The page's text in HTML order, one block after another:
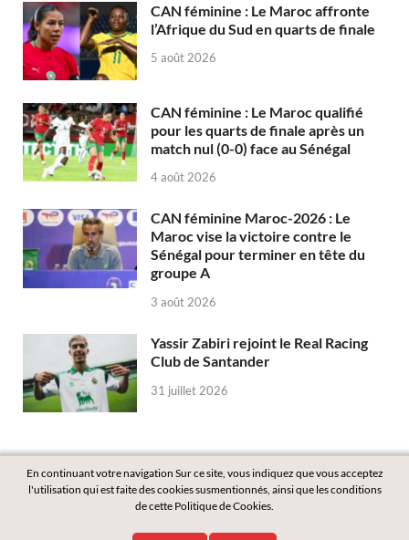
CAN féminine : Le Maroc affronte
l’Afrique du Sud en quarts de finale
5 août 2026
CAN féminine : Le Maroc qualifié
pour les quarts de finale après un
match nul (0-0) face au Sénégal
4 août 2026
CAN féminine Maroc-2026 : Le
Maroc vise la victoire contre le
Sénégal pour terminer en tête du
groupe A
3 août 2026
Yassir Zabiri rejoint le Real Racing
Club de Santander
31 juillet 2026
En continuant votre navigation Sur ce site, vous indiquez que vous acceptez
l'utilisation qui est faite des cookies susmentionnés, ainsi que les conditions
de cette Politique de Cookies.